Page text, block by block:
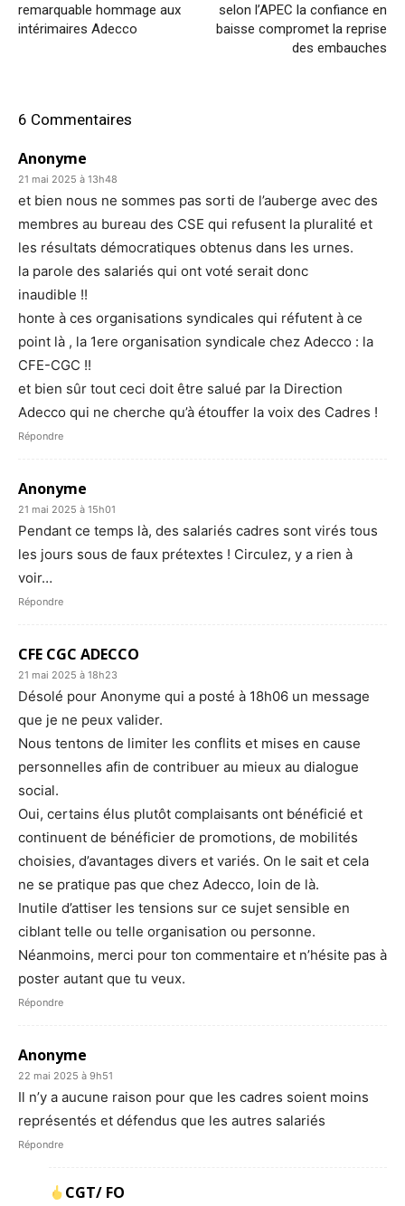
remarquable hommage aux
intérimaires Adecco
selon l’APEC la confiance en
baisse compromet la reprise
des embauches
6 Commentaires
Anonyme
21 mai 2025 à 13h48
et bien nous ne sommes pas sorti de l’auberge avec des
membres au bureau des CSE qui refusent la pluralité et
les résultats démocratiques obtenus dans les urnes.
la parole des salariés qui ont voté serait donc
inaudible !!
honte à ces organisations syndicales qui réfutent à ce
point là , la 1ere organisation syndicale chez Adecco : la
CFE-CGC !!
et bien sûr tout ceci doit être salué par la Direction
Adecco qui ne cherche qu’à étouffer la voix des Cadres !
Répondre
Anonyme
21 mai 2025 à 15h01
Pendant ce temps là, des salariés cadres sont virés tous
les jours sous de faux prétextes ! Circulez, y a rien à
voir…
Répondre
CFE CGC ADECCO
21 mai 2025 à 18h23
Désolé pour Anonyme qui a posté à 18h06 un message
que je ne peux valider.
Nous tentons de limiter les conflits et mises en cause
personnelles afin de contribuer au mieux au dialogue
social.
Oui, certains élus plutôt complaisants ont bénéficié et
continuent de bénéficier de promotions, de mobilités
choisies, d’avantages divers et variés. On le sait et cela
ne se pratique pas que chez Adecco, loin de là.
Inutile d’attiser les tensions sur ce sujet sensible en
ciblant telle ou telle organisation ou personne.
Néanmoins, merci pour ton commentaire et n’hésite pas à
poster autant que tu veux.
Répondre
Anonyme
22 mai 2025 à 9h51
Il n’y a aucune raison pour que les cadres soient moins
représentés et défendus que les autres salariés
Répondre
CGT/ FO